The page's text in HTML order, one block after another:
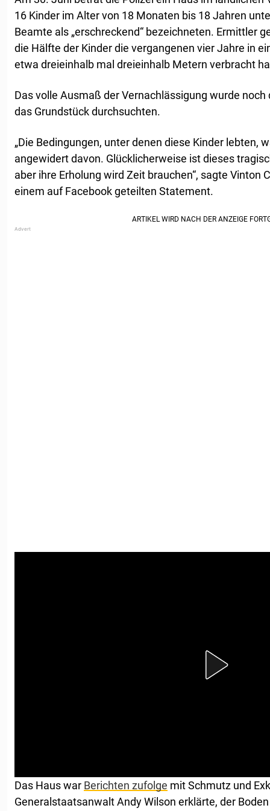
16 Kinder im Alter von 18 Monaten bis 18 Jahren
Beamte als „erschreckend“ bezeichneten. Ermittler
die Hälfte der Kinder die vergangenen vier Jahre in
etwa dreieinhalb mal dreieinhalb Metern verbracht
Das volle Ausmaß der Vernachlässigung wurde
das Grundstück durchsuchten.
„Die Bedingungen, unter denen diese Kinder lebten,
angewidert davon. Glücklicherweise ist dieses
aber ihre Erholung wird Zeit brauchen“, sagte Vinton
einem auf Facebook geteilten Statement.
Das Haus war Berichten zufolge mit Schmutz und
Generalstaatsanwalt Andy Wilson erklärte, der